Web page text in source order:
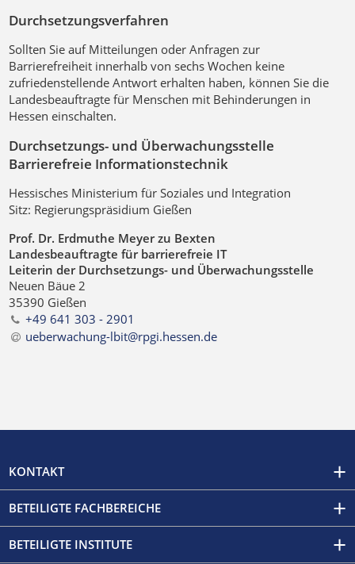
Durchsetzungsverfahren
Sollten Sie auf Mitteilungen oder Anfragen zur
Barrierefreiheit innerhalb von sechs Wochen keine
zufriedenstellende Antwort erhalten haben, können Sie die
Landesbeauftragte für Menschen mit Behinderungen in
Hessen einschalten.
Durchsetzungs- und Überwachungsstelle
Barrierefreie Informationstechnik
Hessisches Ministerium für Soziales und Integration
Sitz: Regierungspräsidium Gießen
Prof. Dr. Erdmuthe Meyer zu Bexten
Landesbeauftragte für barrierefreie IT
Leiterin der Durchsetzungs- und Überwachungsstelle
Neuen Bäue 2
35390 Gießen
+49 641 303 - 2901
ueberwachung-lbit@rpgi.hessen.de
KONTAKT
BETEILIGTE FACHBEREICHE
BETEILIGTE INSTITUTE